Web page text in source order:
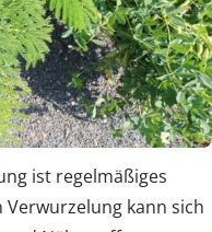
ist regelmäßiges
kann sich